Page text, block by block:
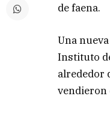
de faena.
Una
Instituto
alrededor
vendieron